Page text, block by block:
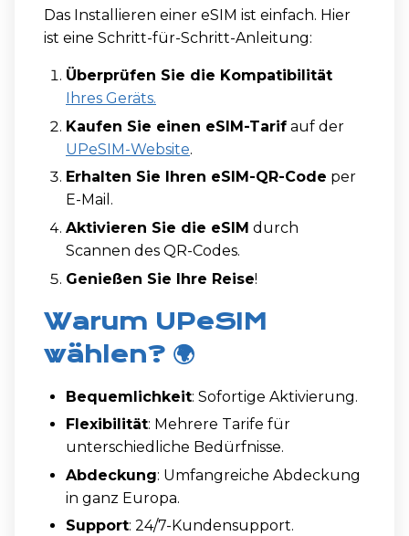
Das Installieren einer eSIM ist einfach. Hier
ist eine Schritt-für-Schritt-Anleitung:
Überprüfen Sie die Kompatibilität
Ihres Geräts.
Kaufen Sie einen eSIM-Tarif auf der
UPeSIM-Website.
Erhalten Sie Ihren eSIM-QR-Code per
E-Mail.
Aktivieren Sie die eSIM durch
Scannen des QR-Codes.
Genießen Sie Ihre Reise!
Warum UPeSIM
wählen? 🌍
Bequemlichkeit: Sofortige Aktivierung.
Flexibilität: Mehrere Tarife für
unterschiedliche Bedürfnisse.
Abdeckung: Umfangreiche Abdeckung
in ganz Europa.
Support: 24/7-Kundensupport.